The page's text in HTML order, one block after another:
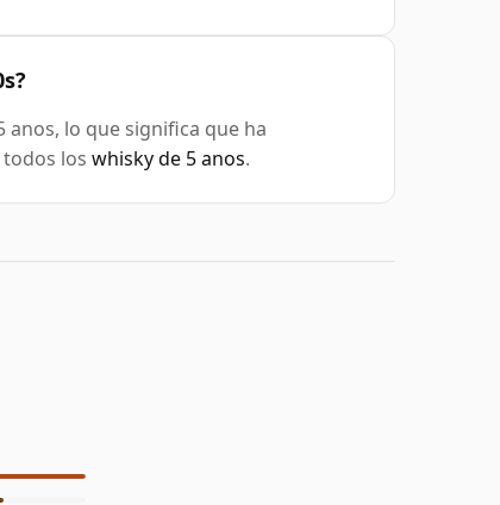
anos, lo que significa que ha
los whisky de 5 anos.